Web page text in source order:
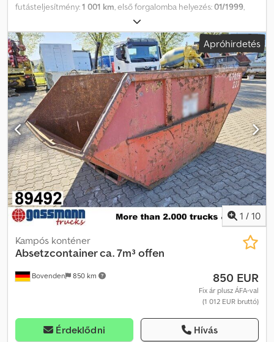
futásteljesítmény:1 001 km, első forgalomba helyezés:01/1999,
egyéb
Felépítmény: Nyitott cseretartály kb. 10 m³. A gyártó és a gyártási
év nem állapítható meg, mivel a típustábla hiányzik. A
KIEGÉSZÍTŐKRE VONATKOZÓ INFORMÁCIÓK GARANCIA NÉLKÜL,
változtatások, köztes eladás és tévedések jogát fenntartjuk!
Csdpfxoy Ig Evo Akweha
Apróhirdetés
1 / 10
Bovenden 850 km
Kampós konténer
Absetzcontainer ca. 7m³ offen
850 EUR
Fix ár plusz ÁFA-val
(1 012 EUR bruttó)
Érdeklődni Hívás